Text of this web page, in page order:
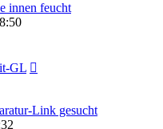
innen feucht
GL
Link gesucht